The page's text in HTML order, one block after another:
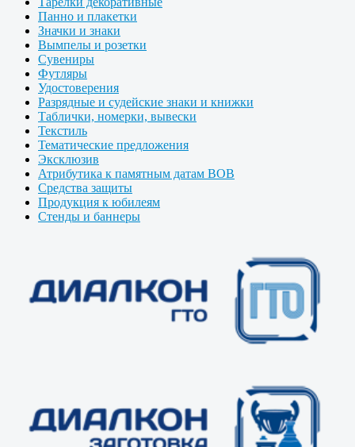
Панно и плакетки
Значки и знаки
Вымпелы и розетки
Сувениры
Футляры
Удостоверения
Разрядные и судейские знаки и книжки
Таблички, номерки, вывески
Текстиль
Тематические предложения
Эксклюзив
Атрибутика к памятным датам ВОВ
Средства защиты
Продукция к юбилеям
Стенды и баннеры